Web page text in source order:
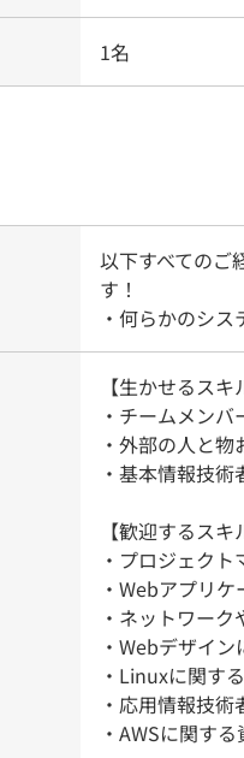
1名
以下すべてのご
す！
・何らかのシ
【生かせるスキ
・チームメン
・外部の人と
・基本情報技術
【歓迎するスキ
・プロジェク
・Webアプリ
・ネットワー
・Webデザイ
・Linuxに関す
・応用情報技術
・AWSに関す